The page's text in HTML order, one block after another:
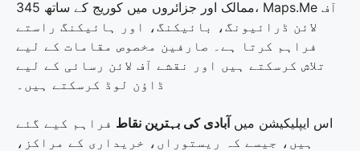
345 ممالک اور جزائروں میں کوریج کے ساتھ، Maps.Me آف
لائن ڈرائیونگ، بائیکنگ، اور ہائیکنگ راستے
فراہم کرتا ہے۔ صارفین مخصوص مقامات کے لیے
تلاش کرسکتے ہیں اور نقشے آف لائن رسائی کے لیے
ڈاؤن لوڈ کرسکتے ہیں۔
اس ایپلیکیشن میں آبادی کی بہترین نقاط فراہم کیے گئے
ہیں، جیسے کہ ریستوراں، خریداری کے مراکز،